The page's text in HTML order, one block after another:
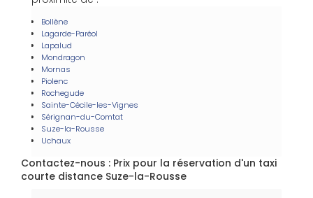
Bollène
Lagarde-Paréol
Lapalud
Mondragon
Mornas
Piolenc
Rochegude
Sainte-Cécile-les-Vignes
Sérignan-du-Comtat
Suze-la-Rousse
Uchaux
Contactez-nous : Prix pour la réservation d'un taxi
courte distance Suze-la-Rousse